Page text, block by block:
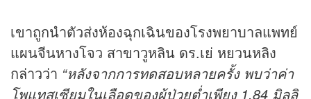
เขาถูกนำตัวส่งห้องฉุกเฉินของโรงพยาบาลแพทย์
แผนจีนหางโจว สาขาวูหลิน ดร.เย่ หยวนหลิง
กล่าวว่า “หลังจากการทดสอบหลายครั้ง พบว่าค่า
โพแทสเซียมในเลือดของผู้ป่วยต่ำเพียง 1.84 มิลลิ